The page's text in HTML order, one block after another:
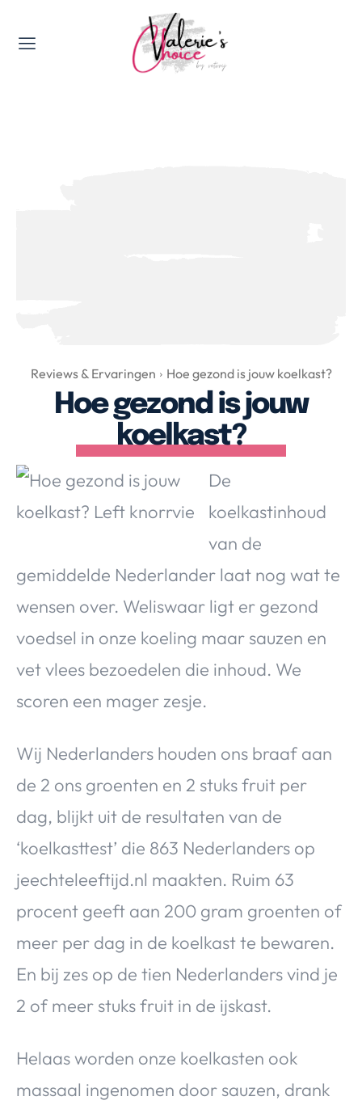
Valerie's Topics
Over Valerie
Over Valerie
De Top 5
VALERIE'S CHOICE
Gadgets
Travel
Lifestyle
Reviews & Ervaringen Hoe gezond is jouw koelkast?
Hoe gezond is jouw
koelkast?
De
koelkastinhoud
van de
gemiddelde Nederlander laat nog wat te
wensen over. Weliswaar ligt er gezond
voedsel in onze koeling maar sauzen en
vet vlees bezoedelen die inhoud. We
scoren een mager zesje.
Wij Nederlanders houden ons braaf aan
de 2 ons groenten en 2 stuks fruit per
dag, blijkt uit de resultaten van de
‘koelkasttest’ die 863 Nederlanders op
jeechteleeftijd.nl maakten. Ruim 63
procent geeft aan 200 gram groenten of
meer per dag in de koelkast te bewaren.
En bij zes op de tien Nederlanders vind je
2 of meer stuks fruit in de ijskast.
Helaas worden onze koelkasten ook
massaal ingenomen door sauzen, drank